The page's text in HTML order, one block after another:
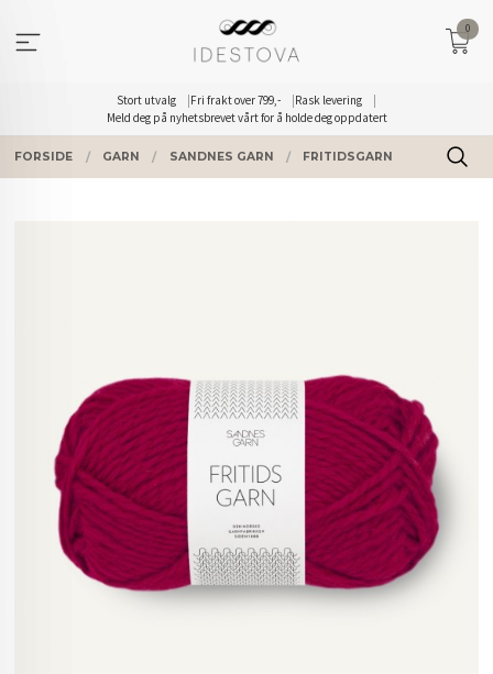
innholdet
Stort utvalg Fri frakt over 799,-
Rask levering
Meld deg på nyhetsbrevet vårt for å holde deg oppdatert
0
FORSIDE GARN SANDNES GARN FRITIDSGARN